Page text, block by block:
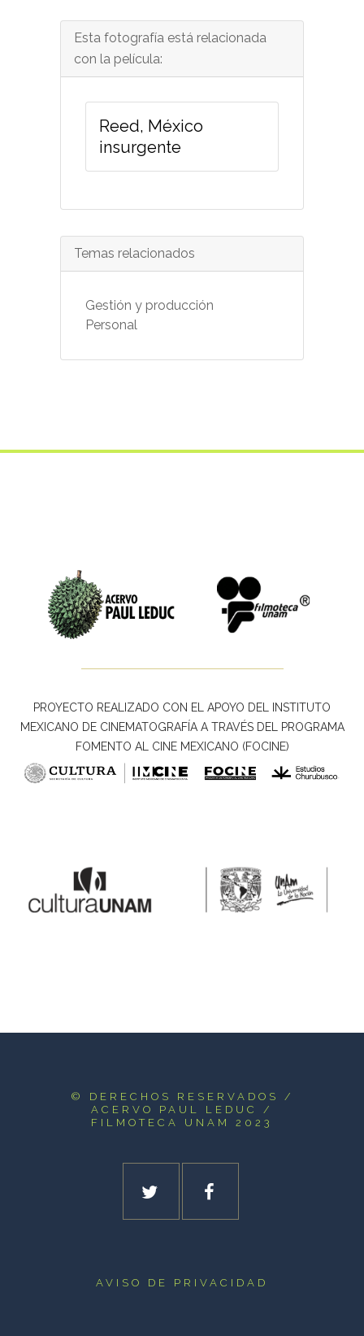
Esta fotografía está relacionada
con la película:
Reed, México
insurgente
Temas relacionados
Gestión y producción
Personal
PROYECTO REALIZADO CON EL APOYO DEL INSTITUTO
MEXICANO DE CINEMATOGRAFÍA A TRAVÉS DEL PROGRAMA
FOMENTO AL CINE MEXICANO (FOCINE)
© DERECHOS RESERVADOS
/
ACERVO PAUL LEDUC /
FILMOTECA UNAM 2023
AVISO DE PRIVACIDAD